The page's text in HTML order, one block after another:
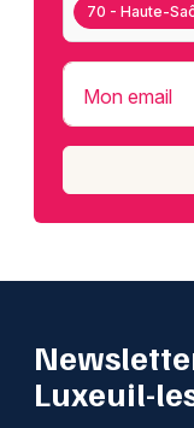
70 - Haute-
Mon email
Luxeuil-